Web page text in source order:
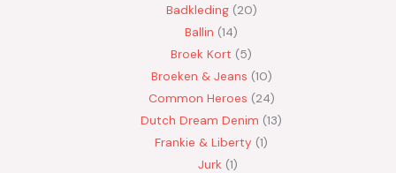
Badkleding 20
Ballin 14
Broek Kort 5
Broeken & Jeans 10
Common Heroes 24
Dutch Dream Denim 13
Frankie & Liberty 1
Jurk 1